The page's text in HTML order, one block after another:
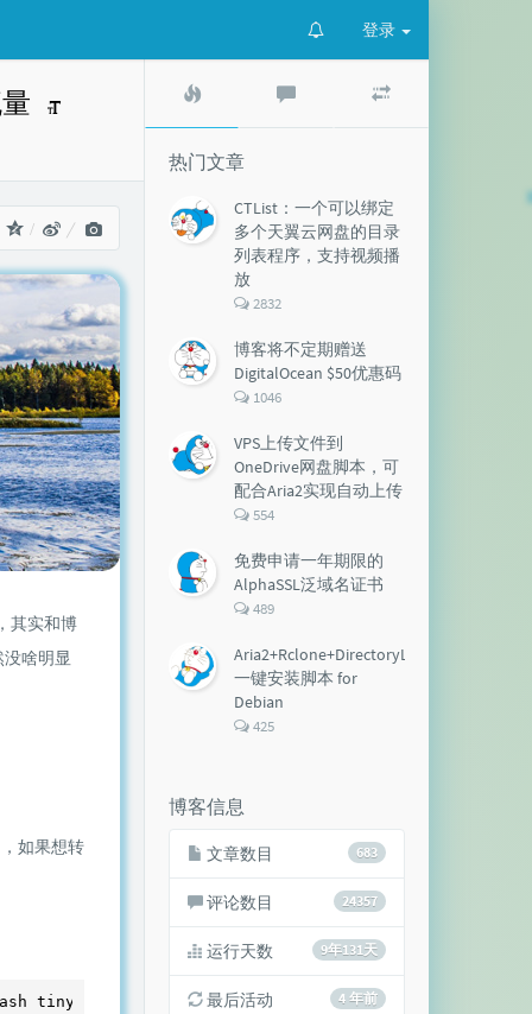
登录
其实和博
啥明显
如果想转
文
章
评
文
热门文章
CTList：一个可以绑定
多个天翼云网盘的目录
列表程序，支持视频播
放
评
数：
2832
博客将不定期赠送
DigitalOcean $50优惠码
评
数：
1046
VPS上传文件到
OneDrive网盘脚本，可
配合Aria2实现自动上传
评
数：
554
免费申请一年期限的
AlphaSSL泛域名证书
评
数：
489
Aria2+Rclone+DirectoryLister+Aria2Ng
一键安装脚本 for
Debian
评
425
博客信息
683
文章数目
24357
评论数目
9年131天
运行天数
4 年前
最后活动